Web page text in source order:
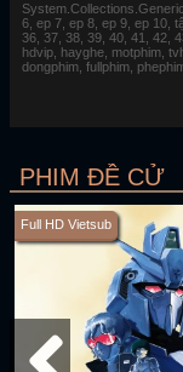
6, ep 7, ep 8, ep 9, ep 10,
36, 37, 38, 39, 40, 41, 42,
hdvip, hayghe, motphim,
dongphim, fullphim,
PHIM ĐỀ CỬ
Full HD Vietsub